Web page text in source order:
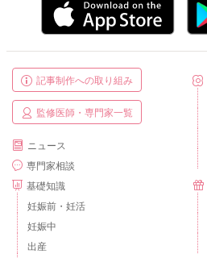
記事制作への取り組み
監修医師・専門家一覧
ニュース
専門家相談
基礎知識
妊娠前・妊活
妊娠中
出産